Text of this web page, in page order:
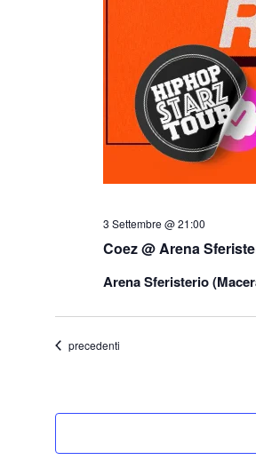
Coez @ Arena
3 Settembre @ 21:00
Arena Sferisterio
Eventi
precedenti